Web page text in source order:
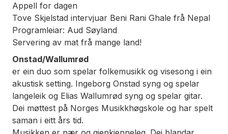
Appell for dagen
Tove Skjelstad intervjuar Beni Rani Ghale frå Nepal
Programleiar: Aud Søyland
Servering av mat frå mange land!
Onstad/Wallumrød
er ein duo som spelar folkemusikk og visesong i ein
akustisk setting. Ingeborg Onstad syng og spelar
langeleik og Elias Wallumrød syng og spelar gitar.
Dei møttest på Norges Musikkhøgskole og har spelt
saman i eitt års tid.